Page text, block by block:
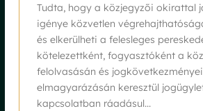
Tudta, hogy a közjegyzői okirattal
igénye közvetlen
és elkerülheti a felesleges
kötelezettként, fogyasztóként a
felolvasásán és
elmagyarázásán keresztül
kapcsolatban ráadásul...